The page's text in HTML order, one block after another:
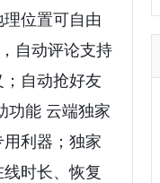
位置可自由
自动评论支持
自动抢好友
功能 云端独家
利器；独家
时长、恢复